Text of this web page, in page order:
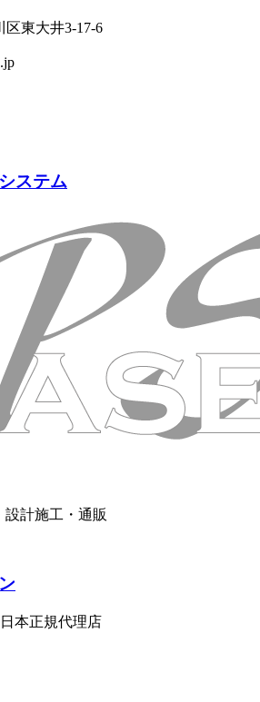
区東大井3-17-6
ステム
計施工・通販
本正規代理店